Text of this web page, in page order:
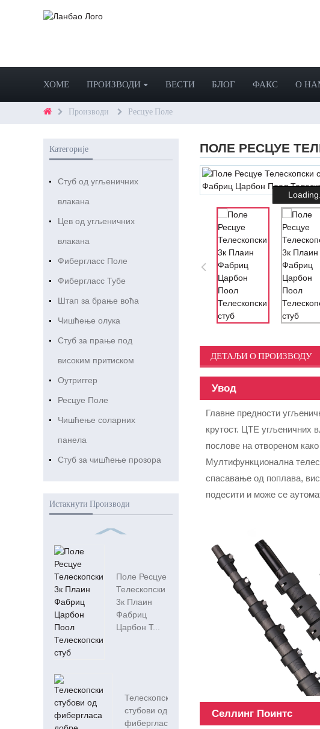
ХОМЕ ПРОИЗВОДИ ВЕСТИ БЛОГ ФАКС О
Производи Ресцуе Поле
Категорије
Стуб од угљеничних
влакана
Цев од угљеничних
влакана
Фибергласс Поле
Фибергласс Тубе
Штап за брање воћа
Чишћење олука
Стуб за прање под
високим притиском
Оутриггер
Ресцуе Поле
Чишћење соларних
панела
Стуб за чишћење прозора
Истакнути Производи
Поле Ресцуе
Телескопски
3к Плаин
Фабриц
Царбон Т...
Телескопски
стубови од
фибергласа
ПОЛЕ РЕСЦУЕ
ДЕТАЉИ О ПРОИЗВОДУ
Увод
Главне предности
крутост. ЦТЕ угљеничних
послове на отвореном
Мултифункционална
спасавање од поплава,
подесити и може се
Селлинг Поинтс